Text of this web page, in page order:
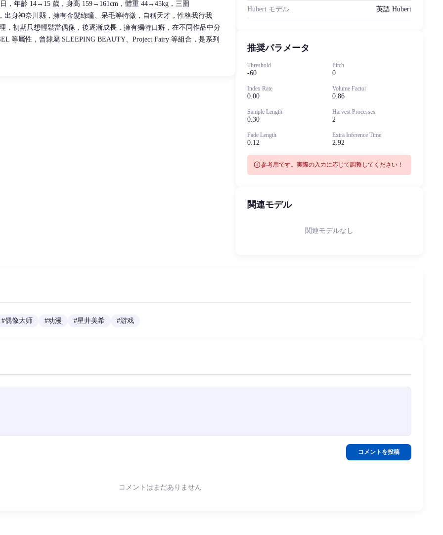
，年齡 14→15 歲，身高 159→161cm，體重 44→45kg，三圍
身神奈川縣，擁有金髮綠瞳、呆毛等特徵，自稱天才，性格我行我
，初期只想輕鬆當偶像，後逐漸成長，擁有獨特口癖，在不同作品中分
等屬性，曾隸屬 SLEEPING BEAUTY、Project Fairy 等組合，是系列
Hubert モデル 英語 Hubert
推奨パラメータ
Threshold
-60
Pitch
0
Index Rate
0.00
Volume Factor
0.86
Sample Length
0.30
Harvest Processes
2
Fade Length
0.12
Extra Inference Time
2.92
info参考用です。実際の入力に応じて調整してください！
関連モデル
関連モデルなし
#偶像大师 #动漫 #星井美希 #游戏
コメントを投稿
コメントはまだありません